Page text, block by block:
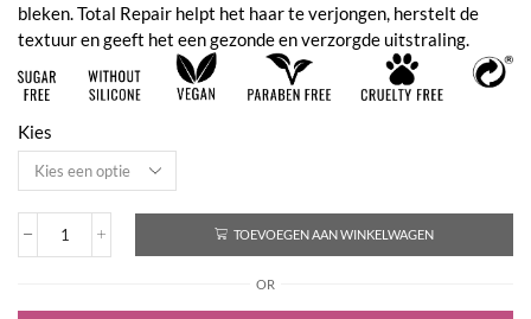
bleken. Total Repair helpt het haar te verjongen, herstelt de
textuur en geeft het een gezonde en verzorgde uitstraling.
Kies
Total
aantal
TOEVOEGEN AAN WINKELWAGEN
OR